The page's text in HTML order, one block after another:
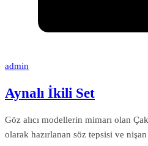
admin
Aynalı İkili Set
Göz alıcı modellerin mimarı olan
olarak hazırlanan söz tepsisi ve